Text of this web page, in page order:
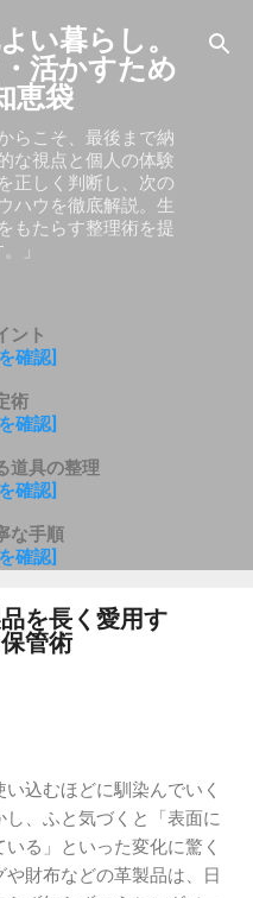
ンテンツに移動
い暮らし。
活かすため
恵袋
らこそ、最後まで納
な視点と個人の体験
正しく判断し、次の
ハウを徹底解説。生
もたらす整理術を提
」
ント
確認]
術
確認]
道具の整理
確認]
な手順
確認]
を長く愛用す
管術
込むほどに馴染んでいく
、ふと気づくと「表面に
る」といった変化に驚く
財布などの革製品は、日